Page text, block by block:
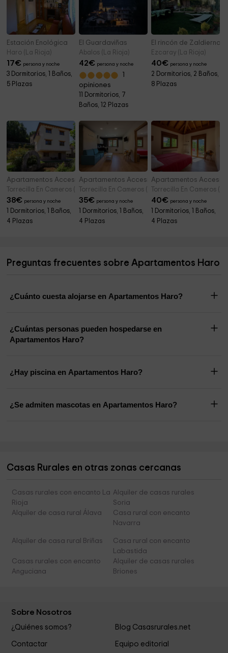
Estación Enológica
Haro (La Rioja)
17€ persona y noche
3 Dormitorios, 1 Baños,
5 Plazas
El Guardaviñas
Abalos (La Rioja)
42€ persona y noche
opiniones
11 Dormitorios, 7
Baños, 12 Plazas
El rincón de Zaldierna
Ezcaray (La Rioja)
40€ persona y noche
2 Dormitorios, 2 Baños,
8 Plazas
Apartamentos Accesibles La Rioja- Sonido
Torrecilla En Cameros (La Rioja)
38€ persona y noche
1 Dormitorios, 1 Baños,
4 Plazas
Apartamentos Accesibles La Rioja- Luz
Torrecilla En Cameros (La Rioja)
35€ persona y noche
1 Dormitorios, 1 Baños,
4 Plazas
Apartamentos
Torrecilla En Cameros
40€ persona y noche
1 Dormitorios, 1 Baños,
4 Plazas
Preguntas frecuentes sobre Apartamentos Haro
¿Cuánto cuesta alojarse en Apartamentos Haro?
¿Cuántas personas pueden hospedarse en
Apartamentos Haro?
¿Hay piscina en Apartamentos Haro?
¿Se admiten mascotas en Apartamentos Haro?
Casas Rurales en otras zonas cercanas
Casas rurales con encanto La
Rioja
Alquiler de casas rurales
Soria
Alquiler de casa rural Álava
Casa rural con encanto
Navarra
Alquiler de casa rural Briñas
Casa rural con encanto
Labastida
Casas rurales con encanto
Anguciana
Alquiler de casas rurales
Briones
Sobre Nosotros
¿Quiénes somos? Blog Casasrurales.net
Contactar Equipo editorial